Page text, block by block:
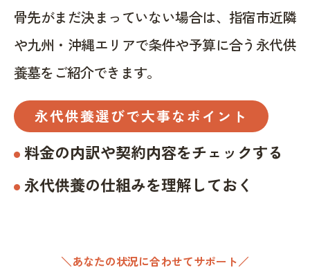
骨先がまだ決まっていない場合は、指宿市近隣
や九州・沖縄エリアで条件や予算に合う永代供
養墓をご紹介できます。
永代供養選びで大事なポイント
料金の内訳や契約内容をチェックする
永代供養の仕組みを理解しておく
＼あなたの状況に合わせてサポート／